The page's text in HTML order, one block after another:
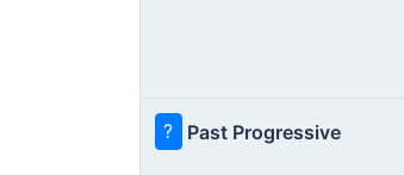
? Past Progressive